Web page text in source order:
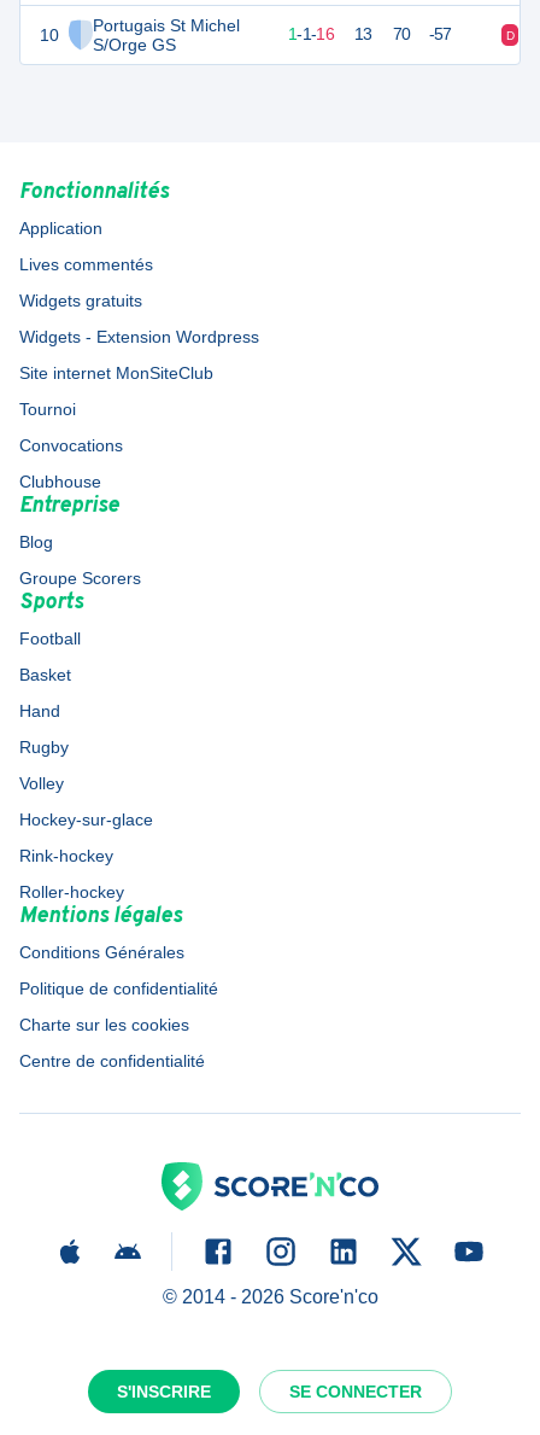
S'INSCRIRE SE CONNECTER
10
Portugais St Michel
S/Orge GS
4 1-1-16 13 70 -57 D
Fonctionnalités
Application
Lives commentés
Widgets gratuits
Widgets - Extension Wordpress
Site internet MonSiteClub
Tournoi
Convocations
Clubhouse
Entreprise
Blog
Groupe Scorers
Sports
Football
Basket
Hand
Rugby
Volley
Hockey-sur-glace
Rink-hockey
Roller-hockey
Mentions légales
Conditions Générales
Politique de confidentialité
Charte sur les cookies
Centre de confidentialité
© 2014 - 2026Score'n'co